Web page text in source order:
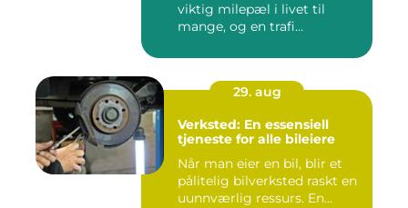
viktig milepæl i livet til
mange, og en trafi...
29. aug
Verksted: En essensiell
tjeneste for alle bileiere
Når man eier en bil, blir et
pålitelig bilverksted raskt en
uunnværlig ressurs. En...